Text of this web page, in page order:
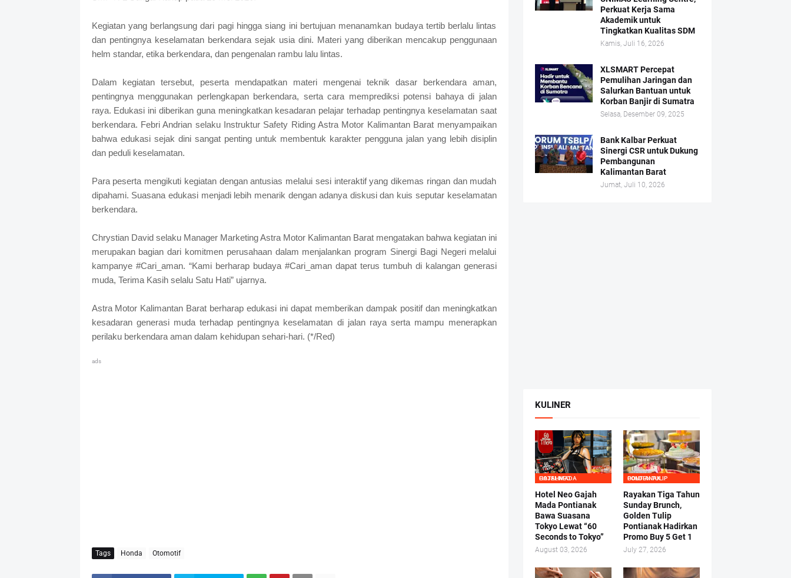
Kegiatan yang berlangsung dari pagi hingga siang ini bertujuan menanamkan budaya tertib berlalu lintas
dan pentingnya keselamatan berkendara sejak usia dini. Materi yang diberikan mencakup penggunaan
helm standar, etika berkendara, dan pengenalan rambu lalu lintas.
Dalam kegiatan tersebut, peserta mendapatkan materi mengenai teknik dasar berkendara aman,
pentingnya menggunakan perlengkapan berkendara, serta cara memprediksi potensi bahaya di jalan
raya. Edukasi ini diberikan guna meningkatkan kesadaran pelajar terhadap pentingnya keselamatan saat
berkendara. Febri Andrian selaku Instruktur Safety Riding Astra Motor Kalimantan Barat menyampaikan
bahwa edukasi sejak dini sangat penting untuk membentuk karakter pengguna jalan yang lebih disiplin
dan peduli keselamatan.
Para peserta mengikuti kegiatan dengan antusias melalui sesi interaktif yang dikemas ringan dan mudah
dipahami. Suasana edukasi menjadi lebih menarik dengan adanya diskusi dan kuis seputar keselamatan
berkendara.
Chrystian David selaku Manager Marketing Astra Motor Kalimantan Barat mengatakan bahwa kegiatan ini
merupakan bagian dari komitmen perusahaan dalam menjalankan program Sinergi Bagi Negeri melalui
kampanye #Cari_aman. “Kami berharap budaya #Cari_aman dapat terus tumbuh di kalangan generasi
muda, Terima Kasih selalu Satu Hati” ujarnya.
Astra Motor Kalimantan Barat berharap edukasi ini dapat memberikan dampak positif dan meningkatkan
kesadaran generasi muda terhadap pentingnya keselamatan di jalan raya serta mampu menerapkan
perilaku berkendara aman dalam kehidupan sehari-hari. (*/Red)
ads
Tags Honda Otomotif
Perkuat Kerja Sama
Akademik untuk
Tingkatkan Kualitas SDM
Kamis, Juli 16, 2026
XLSMART Percepat
Pemulihan Jaringan dan
Salurkan Bantuan untuk
Korban Banjir di Sumatra
Selasa, Desember 09, 2025
Bank Kalbar Perkuat
Sinergi CSR untuk Dukung
Pembangunan
Kalimantan Barat
Jumat, Juli 10, 2026
KULINER
HOTEL NEO GAJAHMADA
Hotel Neo Gajah
Mada Pontianak
Bawa Suasana
Tokyo Lewat “60
Seconds to Tokyo”
August 03, 2026
GOLDEN TULIP PONTIANAK
Rayakan Tiga Tahun
Sunday Brunch,
Golden Tulip
Pontianak Hadirkan
Promo Buy 5 Get 1
July 27, 2026